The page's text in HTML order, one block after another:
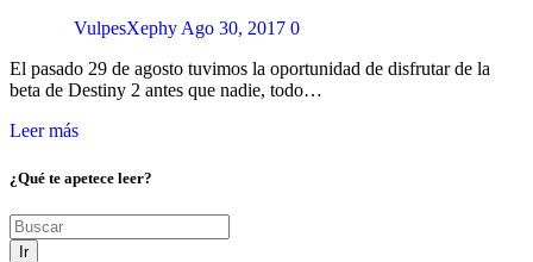
VulpesXephyAgo 30, 2017 0
El pasado 29 de agosto tuvimos la oportunidad de disfrutar de la
beta de Destiny 2 antes que nadie, todo…
Leer más
¿Qué te apetece leer?
Ir